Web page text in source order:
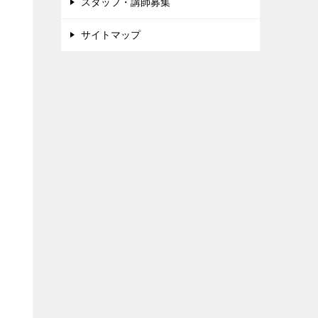
スタッフ・講師募集
サイトマップ